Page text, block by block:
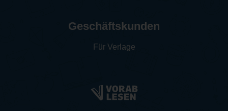
Geschäftskunden
Für Verlage